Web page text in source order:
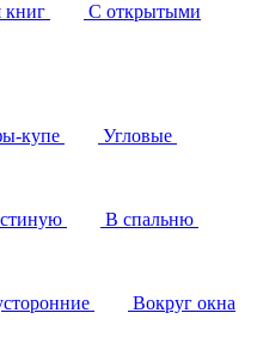
книг
С открытыми
купе
Угловые
В спальню
Вокруг окна